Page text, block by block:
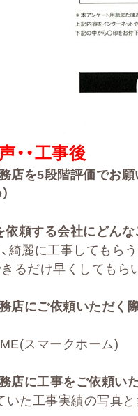
・工事後
店を5段階評価でお願
依頼する会社にどん
綺麗に工事してもらう
るだけ早くしてもら
店にご依頼いただく
スマークホーム)
店に工事をご依頼い
た工事実績の写真と